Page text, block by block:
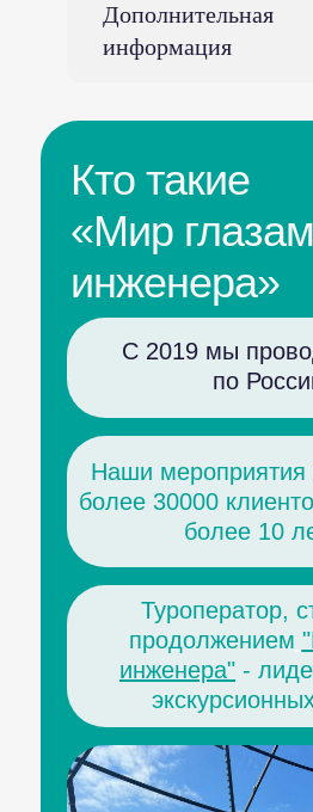
Дополнительная
информация
Кто такие
«Мир
инженера»
С 2019 мы
по
Туроператор,
продолжением
инженера" -
Наши
более 30000
более 10